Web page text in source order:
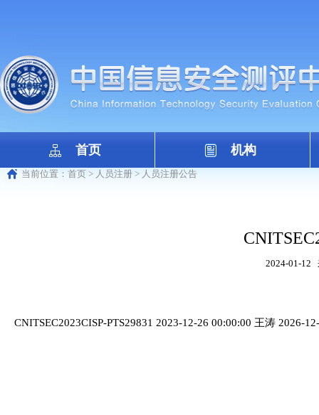
首页 机构
当前位置： 首页 > 人员注册 > 人员注册公告
2024-01-12
CNITSEC2023CISP-PTS29831 2023-12-26 00:00:00 王涛 2026-